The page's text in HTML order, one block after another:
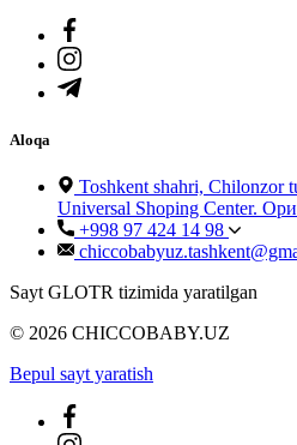
Aloqa
Toshkent shahri, Chilonzor
Universal Shoping Center.
+998 97 424 14 98
Sayt GLOTR tizimida yaratilgan
© 2026 CHICCOBABY.UZ
Bepul sayt yaratish